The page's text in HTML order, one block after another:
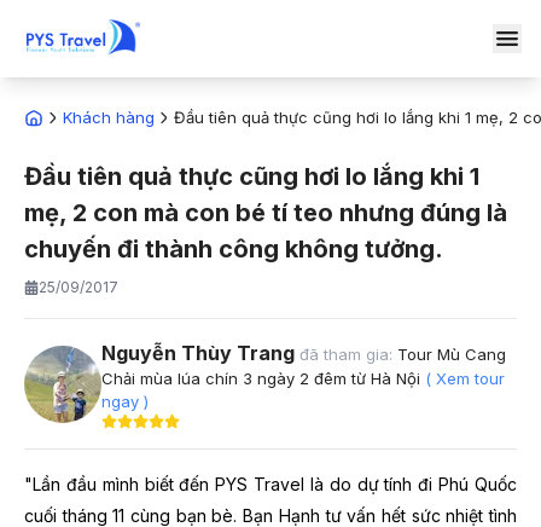
Khách hàng Đầu tiên quả thực cũng hơi lo lắng khi 1 mẹ, 2
Đầu tiên quả thực cũng hơi lo lắng khi 1
mẹ, 2 con mà con bé tí teo nhưng đúng là
chuyến đi thành công không tưởng.
25/09/2017
Nguyễn Thùy Trang đã tham gia: Tour Mù Cang
Chải mùa lúa chín 3 ngày 2 đêm từ Hà Nội ( Xem tour
ngay )
"Lần đầu mình biết đến PYS Travel là do dự tính đi Phú Quốc
cuối tháng 11 cùng bạn bè. Bạn Hạnh tư vấn hết sức nhiệt tình